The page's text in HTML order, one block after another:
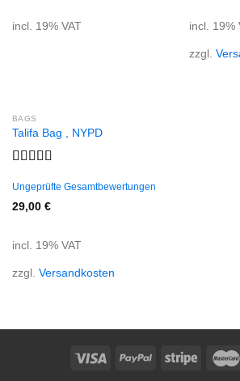
incl. 19% VAT incl. 19%
zzgl.
BAGS
Talifa Bag , NYPD
4.00out
of 5
Ungeprüfte Gesamtbewertungen
29,00 €
incl. 19% VAT
zzgl. Versandkosten